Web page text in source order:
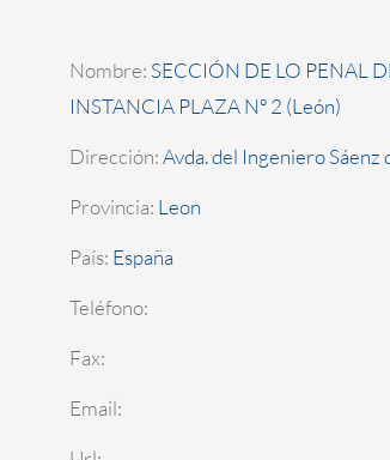
Nombre: SECCIÓN DE LO PENAL
INSTANCIA PLAZA Nº 2 (León)
Dirección:Avda. del Ingeniero
Provincia: Leon
País: España
Teléfono:
Fax:
Email: